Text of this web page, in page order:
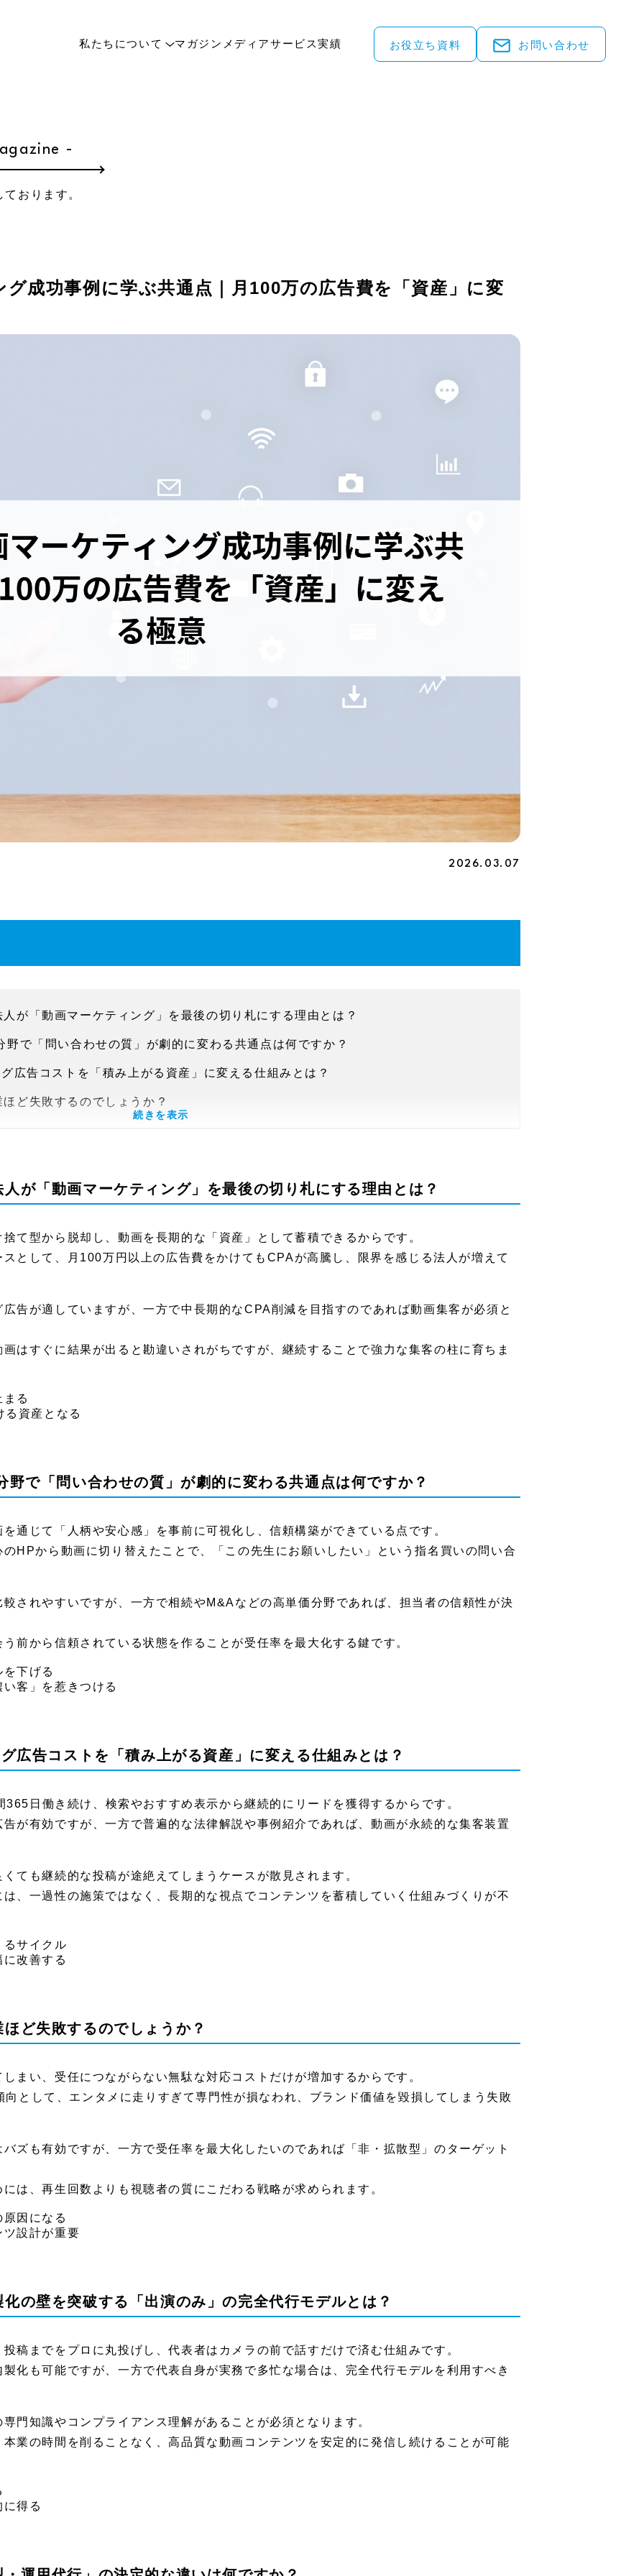
私たちについて マガジン メディアサービス実績 お役立ち資料 お問い合わせ
-
おります。
成功事例に学ぶ共通点｜月100万の広告費を「資産」に変
2026.03.07
が「動画マーケティング」を最後の切り札にする理由とは？
で「問い合わせの質」が劇的に変わる共通点は何ですか？
広告コストを「積み上がる資産」に変える仕組みとは？
ど失敗するのでしょうか？
」の可視化は、どのように受任率向上に寄与しますか？
ィング手法を見極めるためのポイントは何ですか？
続きを表示
が「動画マーケティング」を最後の切り札にする理由とは？
て型から脱却し、動画を長期的な「資産」として蓄積できるからです。
として、月100万円以上の広告費をかけてもCPAが高騰し、限界を感じる法人が増えて
告が適していますが、一方で中長期的なCPA削減を目指すのであれば動画集客が必須と
はすぐに結果が出ると勘違いされがちですが、継続することで強力な集客の柱に育ちま
る
資産となる
で「問い合わせの質」が劇的に変わる共通点は何ですか？
通じて「人柄や安心感」を事前に可視化し、信頼構築ができている点です。
HPから動画に切り替えたことで、「この先生にお願いしたい」という指名買いの問い合
されやすいですが、一方で相続やM&Aなどの高単価分野であれば、担当者の信頼性が決
前から信頼されている状態を作ることが受任率を最大化する鍵です。
下げる
客」を惹きつける
広告コストを「積み上がる資産」に変える仕組みとは？
日働き続け、検索やおすすめ表示から継続的にリードを獲得するからです。
が有効ですが、一方で普遍的な法律解説や事例紹介であれば、動画が永続的な集客装置
ても継続的な投稿が途絶えてしまうケースが散見されます。
、一過性の施策ではなく、長期的な視点でコンテンツを蓄積していく仕組みづくりが不
サイクル
改善する
ど失敗するのでしょうか？
まい、受任につながらない無駄な対応コストだけが増加するからです。
として、エンタメに走りすぎて専門性が損なわれ、ブランド価値を毀損してしまう失敗
ズも有効ですが、一方で受任率を最大化したいのであれば「非・拡散型」のターゲット
は、再生回数よりも視聴者の質にこだわる戦略が求められます。
因になる
設計が重要
の壁を突破する「出演のみ」の完全代行モデルとは？
稿までをプロに丸投げし、代表者はカメラの前で話すだけで済む仕組みです。
化も可能ですが、一方で代表自身が実務で多忙な場合は、完全代行モデルを利用すべき
門知識やコンプライアンス理解があることが必須となります。
業の時間を削ることなく、高品質な動画コンテンツを安定的に発信し続けることが可能
得る